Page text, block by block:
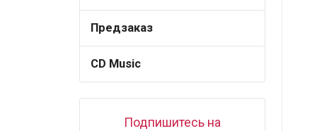
Предзаказ
CD Music
Подпишитесь на